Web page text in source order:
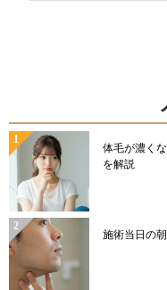
体毛が濃く
を解説
施術当日の